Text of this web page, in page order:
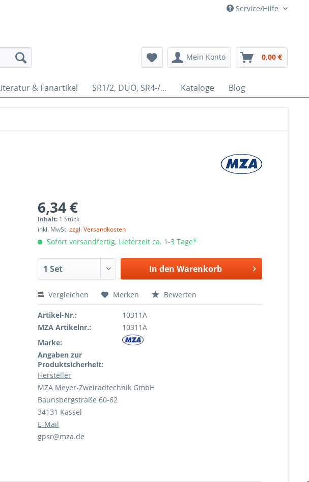
Service/Hilfe
Mein Konto 0,00 €
& Fanartikel SR1/2, DUO, SR4-/... Kataloge Blog
6,34 €
Inhalt: 1 Stück
inkl. MwSt.zzgl. Versandkosten
Sofort versandfertig, Lieferzeit ca. 1-3 Tage*
In den Warenkorb
Vergleichen Merken Bewerten
Artikel-Nr.:
10311A
MZA Artikelnr.:
10311A
Marke:
Angaben zur
Produktsicherheit:
Hersteller
MZA Meyer-Zweiradtechnik GmbH
Baunsbergstraße 60-62
34131 Kassel
E-Mail
gpsr@mza.de